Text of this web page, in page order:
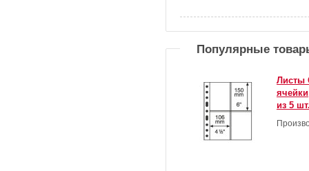
Популярные
Листы
из 5